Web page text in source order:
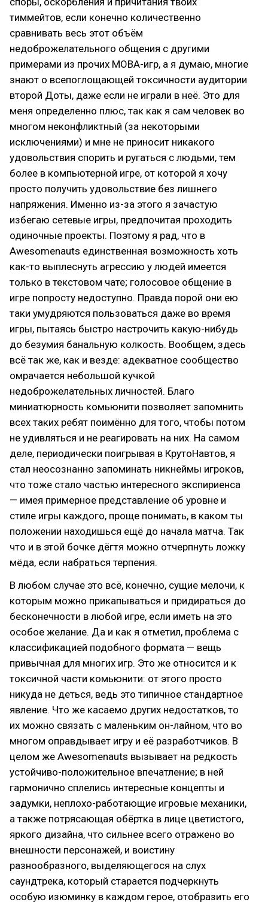
тиммейтов, если конечно количественно
сравнивать весь этот объём
недоброжелательного общения с другими
примерами из прочих MOBA-игр, а я думаю, многие
знают о всепоглощающей токсичности аудитории
второй Доты, даже если не играли в неё. Это для
меня определенно плюс, так как я сам человек во
многом неконфликтный (за некоторыми
исключениями) и мне не приносит никакого
удовольствия спорить и ругаться с людьми, тем
более в компьютерной игре, от которой я хочу
просто получить удовольствие без лишнего
напряжения. Именно из-за этого я зачастую
избегаю сетевые игры, предпочитая проходить
одиночные проекты. Поэтому я рад, что в
Awesomenauts единственная возможность хоть
как-то выплеснуть агрессию у людей имеется
только в текстовом чате; голосовое общение в
игре попросту недоступно. Правда порой они ею
таки умудряются пользоваться даже во время
игры, пытаясь быстро настрочить какую-нибудь
до безумия банальную колкость. Вообщем, здесь
всё так же, как и везде: адекватное сообщество
омрачается небольшой кучкой
недоброжелательных личностей. Благо
миниатюрность комьюнити позволяет запомнить
всех таких ребят поимённо для того, чтобы потом
не удивляться и не реагировать на них. На самом
деле, периодически поигрывая в КрутоНавтов, я
стал неосознанно запоминать никнеймы игроков,
что тоже стало частью интересного экспириенса
— имея примерное представление об уровне и
стиле игры каждого, проще понимать, в каком ты
положении находишься ещё до начала матча. Так
что и в этой бочке дёгтя можно отчерпнуть ложку
мёда, если набраться терпения.
В любом случае это всё, конечно, сущие мелочи, к
которым можно прикапываться и придираться до
бесконечности в любой игре, если иметь на это
особое желание. Да и как я отметил, проблема с
классификацией подобного формата — вещь
привычная для многих игр. Это же относится и к
токсичной части комьюнити: от этого просто
никуда не деться, ведь это типичное стандартное
явление. Что же касаемо других недостатков, то
их можно связать с маленьким он-лайном, что во
многом оправдывает игру и её разработчиков. В
целом же Awesomenauts вызывает на редкость
устойчиво-положительное впечатление; в ней
гармонично сплелись интересные концепты и
задумки, неплохо-работающие игровые механики,
а также потрясающая обёртка в лице цветистого,
яркого дизайна, что сильнее всего отражено во
внешности персонажей, и воистину
разнообразного, выделяющегося на слух
саундтрека, который старается подчеркнуть
особую изюминку в каждом герое, отобразить его